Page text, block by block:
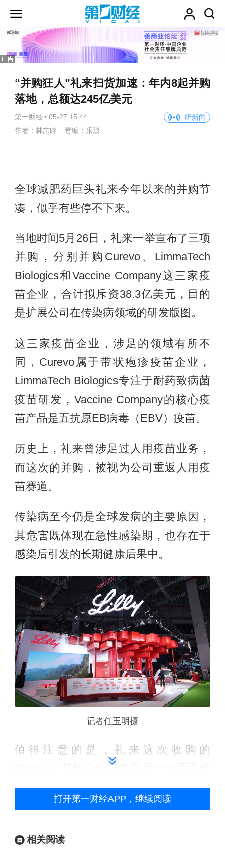
“并购狂人”礼来扫货加速：年内8起并购
落地，总额达245亿美元
第一财经 • 05-27 15:44
听新闻
作者：林志吟 责编：乐琰
全球减肥药巨头礼来今年以来的并购节
凑，似乎有些停不下来。
当地时间5月26日，礼来一举宣布了三项
并购，分别并购Curevo、LimmaTech
Biologics和Vaccine Company这三家疫
苗企业，合计拟斥资38.3亿美元，目的
是扩展公司在传染病领域的研发版图。
这三家疫苗企业，涉足的领域有所不
同，Curevo属于带状疱疹疫苗企业，
LimmaTech Biologics专注于耐药致病菌
疫苗研发，Vaccine Company的核心疫
苗产品是五抗原EB病毒（EBV）疫苗。
历史上，礼来曾涉足过人用疫苗业务，
而这次的并购，被视为公司重返人用疫
苗赛道。
传染病至今仍是全球发病的主要原因，
其危害既体现在急性感染期，也存在于
感染后引发的长期健康后果中。
记者任玉明摄
值得注意的是，礼来这次收购的
Curevo，其核心疫苗产品是一款用于成
人带状疱疹预防的佐剂亚单位疫苗
amezosvatein。当前，全球已有其他带
多款带状疱疹疫苗还在研发中。
打开第一财经APP，继续阅读
相关阅读